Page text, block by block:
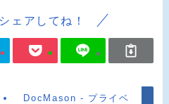
ェアしてね！
DocMason - プライベ